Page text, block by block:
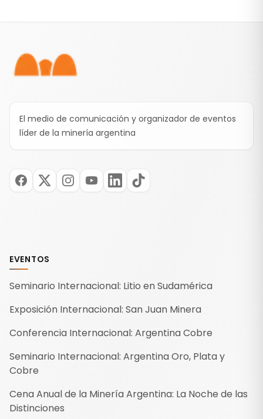
El medio de comunicación y organizador de eventos
líder de la minería argentina
EVENTOS
Seminario Internacional: Litio en Sudamérica
Exposición Internacional: San Juan Minera
Conferencia Internacional: Argentina Cobre
Seminario Internacional: Argentina Oro, Plata y
Cobre
Cena Anual de la Minería Argentina: La Noche de las
Distinciones